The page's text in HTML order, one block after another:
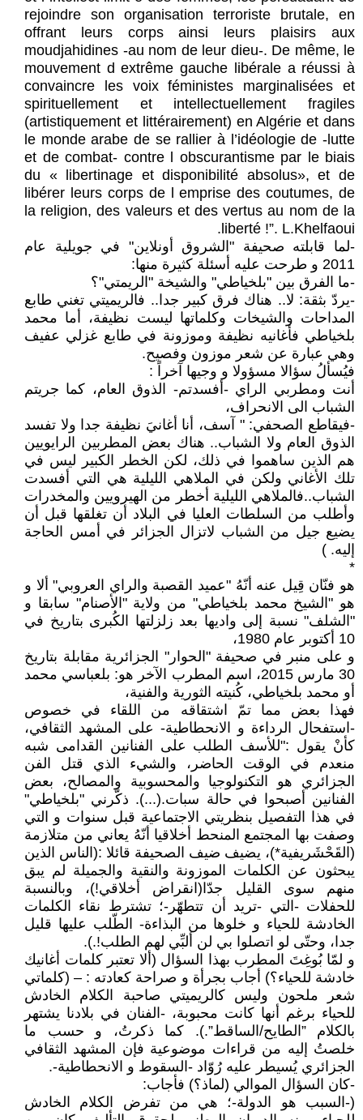
rejoindre son organisation terroriste brutale, en
offrant leurs corps ainsi leurs plaisirs aux
moudjahidines -au nom de leur dieu-. De même, le
mouvement d extrême gauche libérale a réussi à
convaincre les voix féministes marginalisées et
spirituellement et intellectuellement fragiles
(artistiquement et littérairement) en Algérie et dans
le monde arabe de se rallier à l’idéologie de -lutte
et de combat- contre l obscurantisme par le biais
du « libertinage et disponibilité absolus», et de
libérer leurs corps de l emprise des coutumes, de
la religion, des valeurs et des vertus au nom de la
liberté !”. L.Khelfaoui.
-لما قابلته صحيفة "الشروق أونلاين" في جويلية عام
2011 و طرحت عليه أسئلة كثيرة منها:
-ما الفرق بين "بلخياطي" والشيخة "الريمتي"؟
-يردّ بثقة: لا.. هناك فرق كبير جدا.. فالريميتي تغني طابع
المداحات والشيخات وكلماتها ليست نظيفة، أما محمد
بلخياطي فأغانيه نظيفة وموزونة في طابع غزلي عفيف
وهي عبارة عن شعر موزون وفصيح.
فيُسألُ سؤالا مسؤولا و وجيها آخراً :
أنت ومطربي الراي -أفسدتم- الذوق العام، كما جريتم
الشباب الى الانحراف،
-فيقاطع الصحفي: " آسف، أنا أغانيَ نظيفة جدا ولا تفسد
الذوق العام ولا الشباب.. هناك بعض المطربين الرايويين
هم الذين ساهموا في ذلك، لكن الخطر الكبير ليس في
تلك الأغاني ولكن في الملاهي الليلية هي التي أفسدت
الشباب..فالملاهي الليلية أخطر من الهيرويين والمخدرات
وأطلب من السلطات العليا في البلاد أن تغلقها قبل أن
يضيع جيل من الشباب لاتزال الجزائر في أمس الحاجة
إليه. )
*
هو فنّان قِيل عنه أنّهُ "عميد القصبة والراي العروبي" ألا و
هو "الشيخ محمد بلخياطي" من ولاية "الأصنام" سابقا و
"الشلف" نسبة إلى واديها بعد زلزلتها الكُبرى بتاريخ في
10 أكتوبر عام 1980،
و على منبر في صحيفة "الحوار" الجزائرية مقابلة بتاريخ
30 مارس 2015، اسم المطرب الآخر هو: بلعباسي محمد
أو محمد بلخياطي، كُنيته الثورية والفنية،
فهذا بعض مما تمّ اشتقاقه من اللقاء في خصوص
-استفحال الرداءة و الانحطاطية- على المشهد الثقافي،
كأنْ يقول :"للأسف الطلب على الفنانين القدامى شبه
منعدم في الوقت الحاضر، والشيء الذي قتل الفن
الجزائري هو التكنولوجيا والمحسوبية والمصالح، بعض
الفنانين أصبحوا في حالة سبات.(...). ذكّرني "بلخياطي"
في هذا التفصيل بنظريتي الاجتماعية قبل سنوات و التي
وصفت بها المجتمع المنحط أخلاقيا أنّهُ يعاني من متلازمة
(القَحْشَريفية*)، يضيف ضيف الصحيفة قائلا :(الناس الذين
يبحثون عن الكلمات الموزونة والنقية والجميلة لم يبق
منهم سوى القليل جدّا(انقراض أخلاقي!)، وبالنسبة
للحفلات -التي -تريد أن تتطهّر-؛ تشترط نقاء الكلمات
الخادشة للحياء و خلوها من البذاءة- الطّلب عليها قليل
جدا، وحتّى لو اتصلوا بي لن ألبِّي لهم الطلب!.).
و لمّا بُوغِتَ المطرب بهذا السؤال (ألا تعتبر كلمات أغانيك
خادشة للحياء؟) أجاب بجرأة و صراحة كعادته : – (كلماتي
شعر ملحون وليس كالريميتي صاحبة الكلام الخادش
للحياء برغم أنها كانت محبوبة، -الفنان في بلادنا يشتهر
بالكلام ”الطايح/الساقط”.). كما ذكرتُ، و حسب ما
خلصتُ إليه من قراءات موضوعية فإن المشهد الثقافي
الجزائري يُسيطر عليه رُوّاد -السقوط و الانحطاطية-.
-كان السؤال الموالي (لماذ؟) فأجاب:
(-السبب هو الدولة-؛ هي من تفرض الكلام الخادش